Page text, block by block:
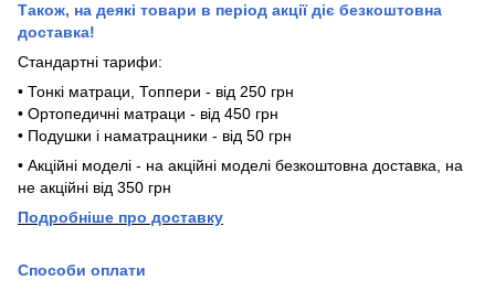
Також, на деякі товари в період акції діє безкоштовна
доставка!
Стандартні тарифи:
• Тонкі матраци, Топпери - від 250 грн
• Ортопедичні матраци - від 450 грн
• Подушки і наматрацники - від 50 грн
• Акційні моделі - на акційні моделі безкоштовна доставка, на
не акційні від 350 грн
Подробніше про доставку
Способи оплати